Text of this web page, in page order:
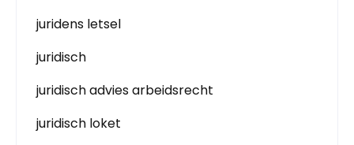
juridens letsel
juridisch
juridisch advies arbeidsrecht
juridisch loket